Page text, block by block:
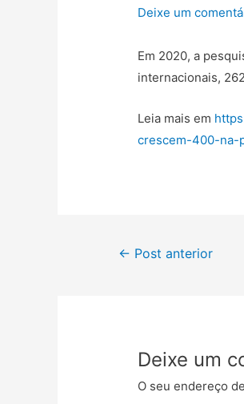
Deixe um
Em 2020, a
internacionais,
Leia mais em
crescem-400-na-
← Post anterior
Deixe um
O seu endereço